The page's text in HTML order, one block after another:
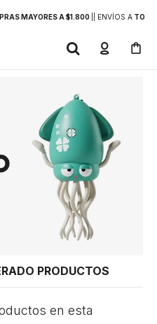
MAYORES A $1.800 | ENVÍOS ATODO
PRODUCTOS
en esta